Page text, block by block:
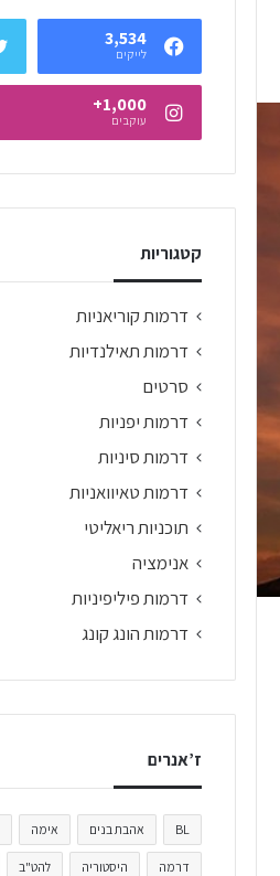
3,534
לייקים
1,000+
עוקבים
קטגוריות
דרמות קוריאניות
דרמות תאילנדיות
סרטים
דרמות יפניות
דרמות סיניות
דרמות טאיוואניות
תוכניות ריאליטי
אנימציה
דרמות פיליפיניות
דרמות הונג קונג
ז’אנרים
BL אהבת בנים אימה
דרמה היסטוריה להט"ב